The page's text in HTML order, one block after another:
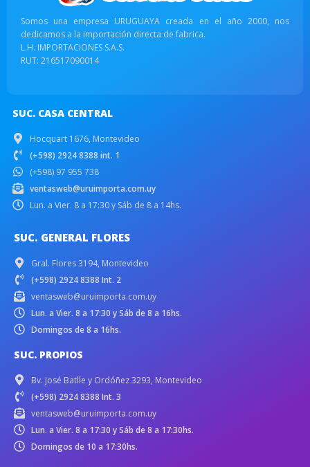
Somos una empresa URUGUAYA creada en el año 2000, nos
dedicamos a la importación directa de fabrica.
L.H. IMPORTACIONES S.A.S.
RUT: 216517090014
SUC. CASA CENTRAL
Hocquart 1676, Montevideo
(+598) 2924 8388 int. 1
(+598) 97 955 738
ventasweb@uruimporta.com.uy
Lun. a Vier. 8 a 17:30 y Sáb de 8 a 14hs.
SUC. GENERAL FLORES
Gral. Flores 3194, Montevideo
(+598) 2924 8388 Int. 2
ventasweb@uruimporta.com.uy
Lun. a Vier. 8 a 17:30 y Sáb de 8 a 16hs.
Domingos de 8 a 16hs.
SUC. PROPIOS
Bv. José Batlle y Ordóñez 3293, Montevideo
(+598) 2924 8388 Int. 3
ventasweb@uruimporta.com.uy
Lun. a Vier. 8 a 17:30 y Sáb de 8 a 17:30hs.
Domingos de 10 a 17:30hs.